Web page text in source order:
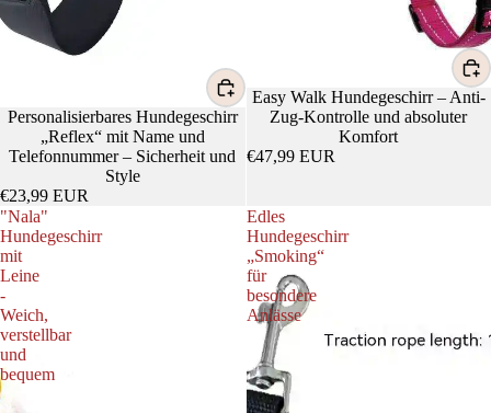
Personalisierbares Hundegeschirr
„Reflex“ mit Name und
Telefonnummer – Sicherheit und
Style
€23,99 EUR
Easy Walk Hundegeschirr – Anti-
Zug-Kontrolle und absoluter
Komfort
€47,99 EUR
"Nala"
Hundegeschirr
mit
Leine
-
Weich,
verstellbar
und
bequem
Edles
Hundegeschirr
„Smoking“
für
besondere
Anlässe